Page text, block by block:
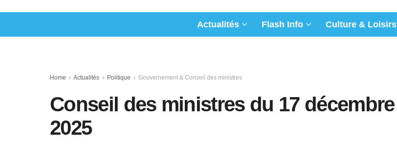
Actualités Flash Info Culture & Loisirs
Home Actualités Politique Gouvernement & Conseil des ministres
Conseil des ministres du 17 décembre
2025